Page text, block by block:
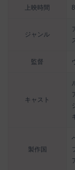
上映時間
ジャンル
監督
キャスト
製作国